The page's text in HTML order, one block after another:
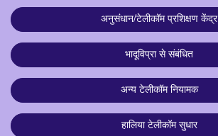
अनुसंधान/टेलीकॉम प्रशिक्षण केंद्र
भादूविप्रा से संबंधित
अन्य टेलीकॉम नियामक
हालिया टेलीकॉम सुधार